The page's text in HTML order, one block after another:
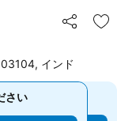
シェア
お
インド
さい
さい